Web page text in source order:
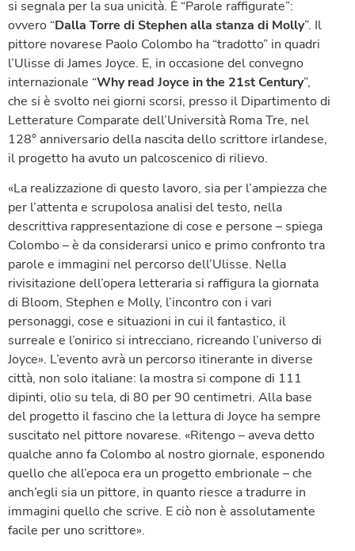
si segnala per la sua unicità. È “Parole raffigurate”:
ovvero “Dalla Torre di Stephen alla stanza di Molly”. Il
pittore novarese Paolo Colombo ha “tradotto” in quadri
l’Ulisse di James Joyce. E, in occasione del convegno
internazionale “Why read Joyce in the 21st Century”,
che si è svolto nei giorni scorsi, presso il Dipartimento di
Letterature Comparate dell’Università Roma Tre, nel
128° anniversario della nascita dello scrittore irlandese,
il progetto ha avuto un palcoscenico di rilievo.
«La realizzazione di questo lavoro, sia per l’ampiezza che
per l’attenta e scrupolosa analisi del testo, nella
descrittiva rappresentazione di cose e persone – spiega
Colombo – è da considerarsi unico e primo confronto tra
parole e immagini nel percorso dell’Ulisse. Nella
rivisitazione dell’opera letteraria si raffigura la giornata
di Bloom, Stephen e Molly, l’incontro con i vari
personaggi, cose e situazioni in cui il fantastico, il
surreale e l’onirico si intrecciano, ricreando l’universo di
Joyce». L’evento avrà un percorso itinerante in diverse
città, non solo italiane: la mostra si compone di 111
dipinti, olio su tela, di 80 per 90 centimetri. Alla base
del progetto il fascino che la lettura di Joyce ha sempre
suscitato nel pittore novarese. «Ritengo – aveva detto
qualche anno fa Colombo al nostro giornale, esponendo
quello che all’epoca era un progetto embrionale – che
anch’egli sia un pittore, in quanto riesce a tradurre in
immagini quello che scrive. E ciò non è assolutamente
facile per uno scrittore».